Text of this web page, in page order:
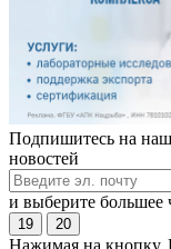
Подпишитесь на
новостей
и выберите большее
19 20
Нажимая на кнопку,